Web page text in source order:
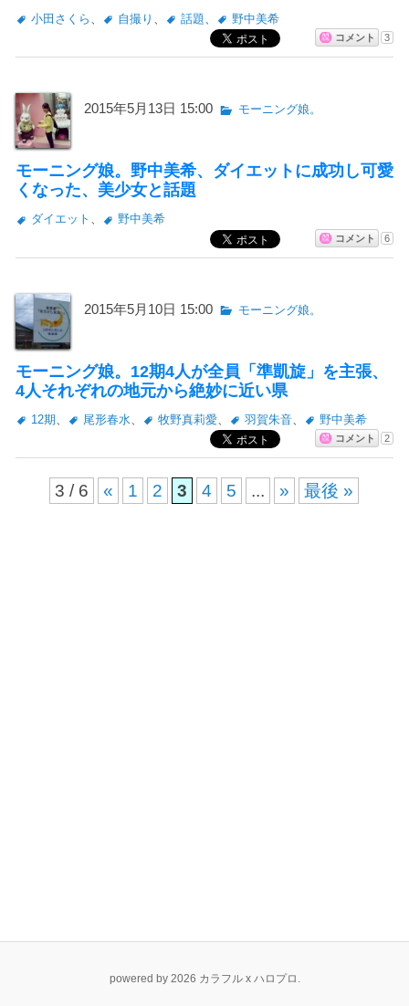
小田さくら 自撮り 話題 野中美希
コメント 3
2015年5月13日 15:00 モーニング娘。
モーニング娘。野中美希、ダイエットに成功し可愛
くなった、美少女と話題
ダイエット 、 野中美希
コメント 6
2015年5月10日 15:00 モーニング娘。
モーニング娘。12期4人が全員「準凱旋」を主張、
4人それぞれの地元から絶妙に近い県
12期 尾形春水 牧野真莉愛、 羽賀朱音、 野中美希
コメント 2
3 / 6 « 1 2 3 4 5 ... » 最後 »
powered by 2026 カラフル x ハロプロ.